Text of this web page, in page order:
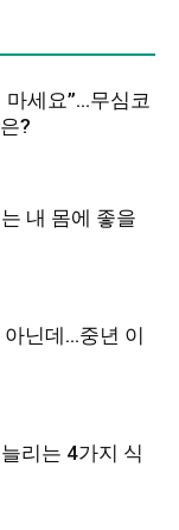
마세요”…무심코
?
내 몸에 좋을
닌데…중년 이
리는 4가지 식